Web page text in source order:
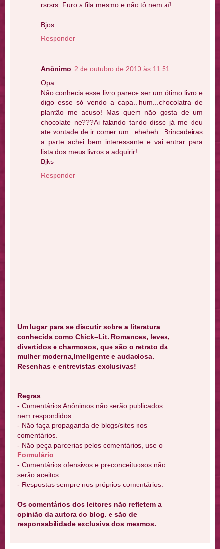
rsrsrs. Furo a fila mesmo e não tô nem aí!
Bjos
Responder
Anônimo 2 de outubro de 2010 às 11:51
Opa,
Não conhecia esse livro parece ser um ótimo livro e
digo esse só vendo a capa...hum...chocolatra de
plantão me acuso! Mas quem não gosta de um
chocolate ne???Ai falando tando disso já me deu
ate vontade de ir comer um...eheheh...Brincadeiras
a parte achei bem interessante e vai entrar para
lista dos meus livros a adquirir!
Bjks
Responder
Um lugar para se discutir sobre a literatura
conhecida como Chick–Lit. Romances, leves,
divertidos e charmosos, que são o retrato da
mulher moderna,inteligente e audaciosa.
Resenhas e entrevistas exclusivas!
Regras
- Comentários Anônimos não serão publicados
nem respondidos.
- Não faça propaganda de blogs/sites nos
comentários.
- Não peça parcerias pelos comentários, use o
Formulário
- Comentários ofensivos e preconceituosos não
serão aceitos.
- Respostas sempre nos próprios comentários.
Os comentários dos leitores não refletem a
opinião da autora do blog, e são de
responsabilidade exclusiva dos mesmos.